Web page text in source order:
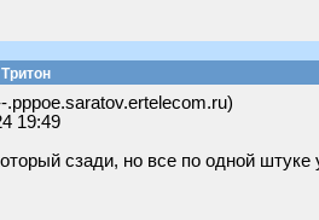
.pppoe.saratov.ertelecom.ru)
19:49
сзади, но все по одной штуке